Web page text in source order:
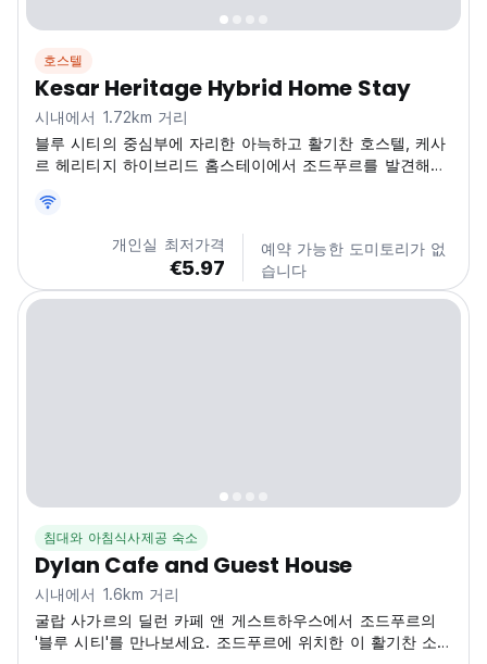
호스텔
Kesar Heritage Hybrid Home Stay
시내에서 1.72km 거리
블루 시티의 중심부에 자리한 아늑하고 활기찬 호스텔, 케사
르 헤리티지 하이브리드 홈스테이에서 조드푸르를 발견해보
부한 역사와 다채로운 문화를 탐험하기에 완벽한 장소입니
다. 저희만의 독특한 하이브리드 홈스테이는 전통적인 매력
과 현대적인 편리함이 조화를 이루며 모든 여행객에게 환영
받는 분위기를 선사합니다. 밖으로 나가 미로 같은 거리를 거
닐며 번화한 시장, 고대 사원, 그리고 상징적인 메헤랑가르
개인실 최저가격
€5.97
예약 가능한 도미토리가 없
습니다
침대와 아침식사제공 숙소
Dylan Cafe and Guest House
시내에서 1.6km 거리
굴랍 사가르의 딜런 카페 앤 게스트하우스에서 조드푸르의
'블루 시티'를 만나보세요. 조드푸르에 위치한 이 활기찬 소